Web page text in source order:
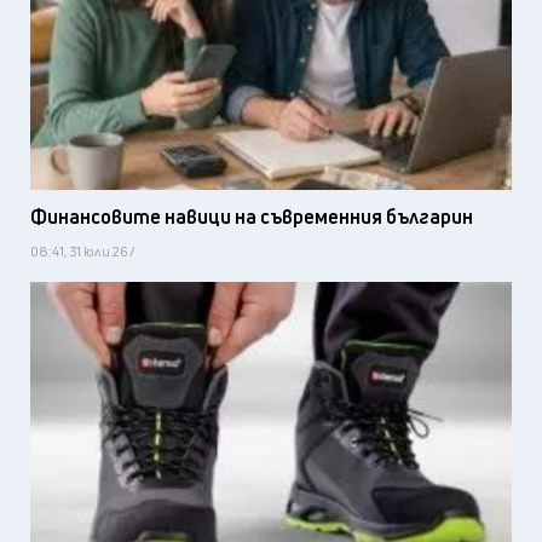
Финансовите навици на съвременния българин
08:41, 31 юли 26 /